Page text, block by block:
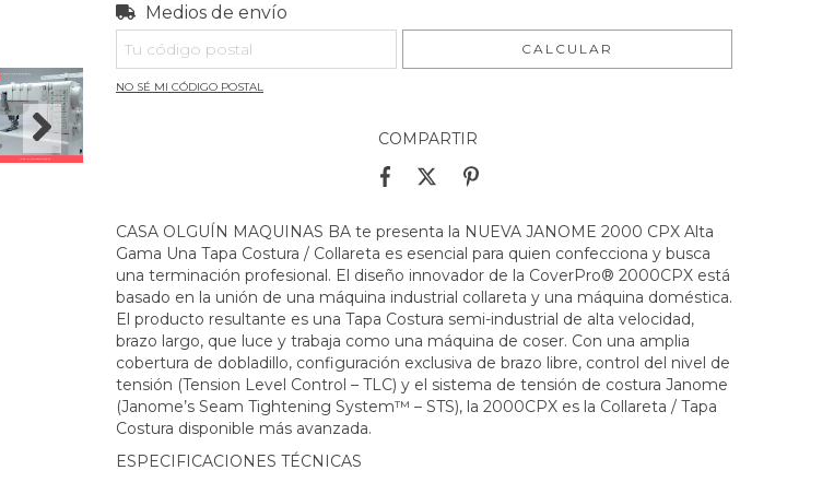
Entregas para el CP:
Medios de envío
CALCULAR
NO SÉ MI CÓDIGO POSTAL
COMPARTIR
CASA OLGUÍN MAQUINAS BA te presenta la NUEVA JANOME 2000 CPX Alta
Gama Una Tapa Costura / Collareta es esencial para quien confecciona y busca
una terminación profesional. El diseño innovador de la CoverPro® 2000CPX está
basado en la unión de una máquina industrial collareta y una máquina doméstica.
El producto resultante es una Tapa Costura semi-industrial de alta velocidad,
brazo largo, que luce y trabaja como una máquina de coser. Con una amplia
cobertura de dobladillo, configuración exclusiva de brazo libre, control del nivel de
tensión (Tension Level Control – TLC) y el sistema de tensión de costura Janome
(Janome’s Seam Tightening System™ – STS), la 2000CPX es la Collareta / Tapa
Costura disponible más avanzada.
ESPECIFICACIONES TÉCNICAS